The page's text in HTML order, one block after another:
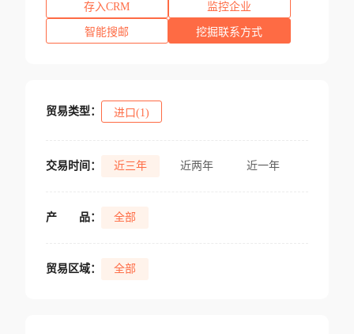
存入CRM 监控企业
智能搜邮 挖掘联系方式
贸易类型： 进口(1)
交易时间： 近三年 近两年 近一年
产 品： 全部
贸易区域： 全部